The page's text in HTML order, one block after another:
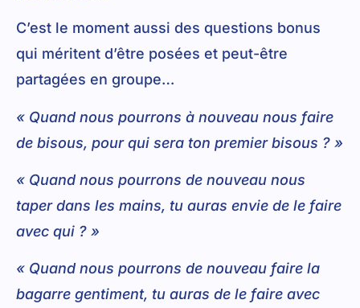
C’est le moment aussi des questions bonus
qui méritent d’être posées et peut-être
partagées en groupe…
« Quand nous pourrons à nouveau nous faire
de bisous, pour qui sera ton premier bisous ? »
« Quand nous pourrons de nouveau nous
taper dans les mains, tu auras envie de le faire
avec qui ? »
« Quand nous pourrons de nouveau faire la
bagarre gentiment, tu auras de le faire avec